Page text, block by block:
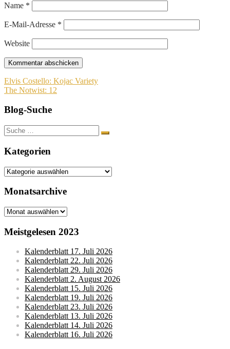
Name *
E-Mail-Adresse *
Website
Beitragsnavigation
Elvis Costello: Kojac Variety
The Notwist: 12
Blog-Suche
Suche
nach:
Kategorien
Kategorien
Monatsarchive
Monatsarchive
Meistgelesen 2023
Kalenderblatt 17. Juli 2026
Kalenderblatt 22. Juli 2026
Kalenderblatt 29. Juli 2026
Kalenderblatt 2. August 2026
Kalenderblatt 15. Juli 2026
Kalenderblatt 19. Juli 2026
Kalenderblatt 23. Juli 2026
Kalenderblatt 13. Juli 2026
Kalenderblatt 14. Juli 2026
Kalenderblatt 16. Juli 2026